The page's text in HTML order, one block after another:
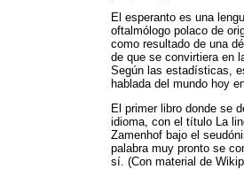
El esperanto es una
oftalmólogo polaco de
como resultado de una
de que se convirtiera en
Según las estadísticas,
hablada del mundo hoy
El primer libro donde se
idioma, con el título La
Zamenhof bajo el
palabra muy pronto se
sí. (Con material de